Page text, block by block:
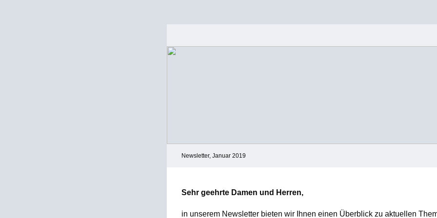
Newsletter, Januar 2019
Sehr geehrte Damen und Herren,
in unserem Newsletter bieten wir Ihnen einen Überblick zu aktuellen